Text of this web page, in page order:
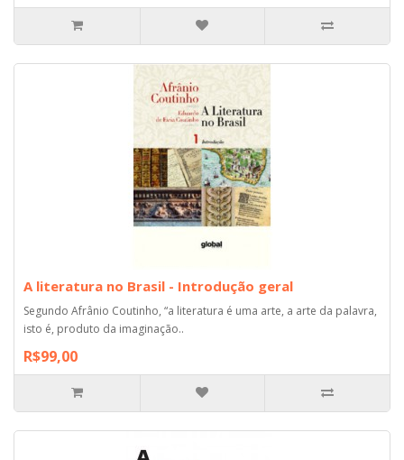
A literatura no Brasil - Introdução geral
Segundo Afrânio Coutinho, “a literatura é uma arte, a arte da palavra,
isto é, produto da imaginação..
R$99,00